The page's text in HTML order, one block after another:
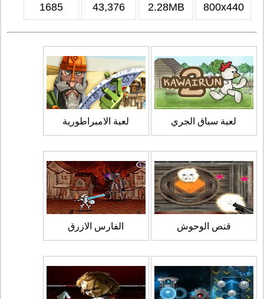
800x440
2.28MB
43,376
1685
لعبة سباق الجري لعبة الامبراطورية
قنص الوحوش الفارس الازرق